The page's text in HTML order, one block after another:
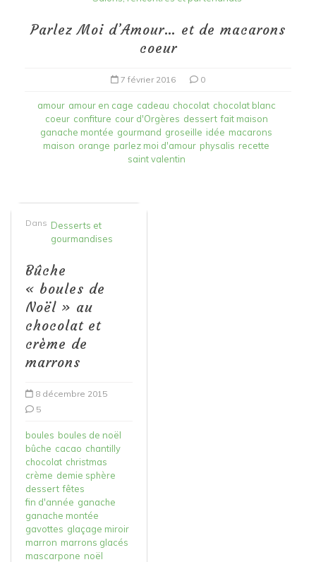
Parlez Moi d’Amour… et de macarons
coeur
7 février 2016 0
amour amour en cage cadeau chocolat chocolat blanc
coeur confiture cour d'Orgères dessert fait maison
ganache montée gourmand groseille idée macarons
maison orange parlez moi d'amour physalis recette
saint valentin
Dans Desserts et
gourmandises
Bûche
« boules de
Noël » au
chocolat et
crème de
marrons
8 décembre 2015
5
boules boules de noël
bûche cacao chantilly
chocolat christmas
crème demie sphère
dessert fêtes
fin d'année ganache
ganache montée
gavottes glaçage miroir
marron marrons glacés
mascarpone noël